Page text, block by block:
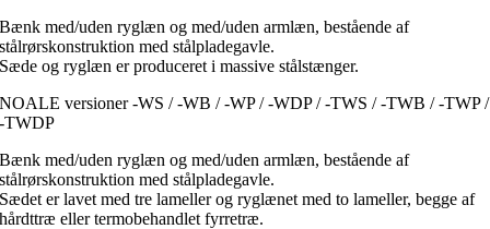
Bænk med/uden ryglæn og med/uden armlæn, bestående af
stålrørskonstruktion med stålpladegavle.
Sæde og ryglæn er produceret i massive stålstænger.
NOALE versioner -WS / -WB / -WP / -WDP / -TWS / -TWB / -TWP /
-TWDP
Bænk med/uden ryglæn og med/uden armlæn, bestående af
stålrørskonstruktion med stålpladegavle.
Sædet er lavet med tre lameller og ryglænet med to lameller, begge af
hårdttræ eller termobehandlet fyrretræ.